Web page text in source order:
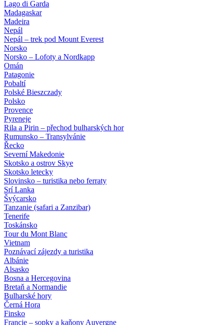
Lago di Garda
Madagaskar
Madeira
Nepál
Nepál – trek pod Mount Everest
Norsko
Norsko – Lofoty a Nordkapp
Omán
Patagonie
Pobaltí
Polské Bieszczady
Polsko
Provence
Pyreneje
Rila a Pirin – přechod bulharských hor
Rumunsko – Transylvánie
Řecko
Severní Makedonie
Skotsko a ostrov Skye
Skotsko letecky
Slovinsko – turistika nebo ferraty
Srí Lanka
Švýcarsko
Tanzanie (safari a Zanzibar)
Tenerife
Toskánsko
Tour du Mont Blanc
Vietnam
Poznávací zájezdy a turistika
Albánie
Alsasko
Bosna a Hercegovina
Bretaň a Normandie
Bulharské hory
Černá Hora
Finsko
Francie – sopky a kaňony Auvergne